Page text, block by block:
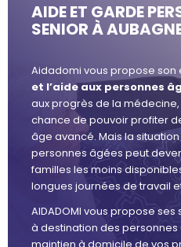
AIDE ET GARDE
SENIOR À
Aidadomi vous propose
et l’aide aux personnes
aux progrès de la médecine,
chance de pouvoir profiter
âge avancé. Mais la
personnes âgées peut
familles les moins
longues journées de travail
AIDADOMI vous propose
à destination des